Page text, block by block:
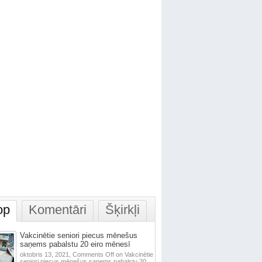
Komentāri Šķirkļi
Vakcinētie seniori piecus mēnešus
saņems pabalstu 20 eiro mēnesī
oktobris 13, 2021, Comments Offon Vakcinētie